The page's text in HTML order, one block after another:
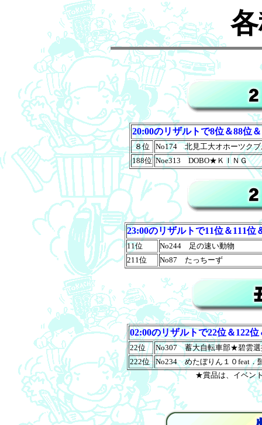
20:00のリザルトで8位＆88位
８位
No174 北見工大オホーツクブ
188位 Noe313 DOBO★ＫＩＮＧ
23:00のリザルトで11位＆111位
11位
No244 足の速い動物
211位
No87 たっちーず
02:00のリザルトで22位＆122位
22位
No307 蓄大自転車部★碧雲選
222位
No234 めたぼりん１０feat．
★賞品は、イベン